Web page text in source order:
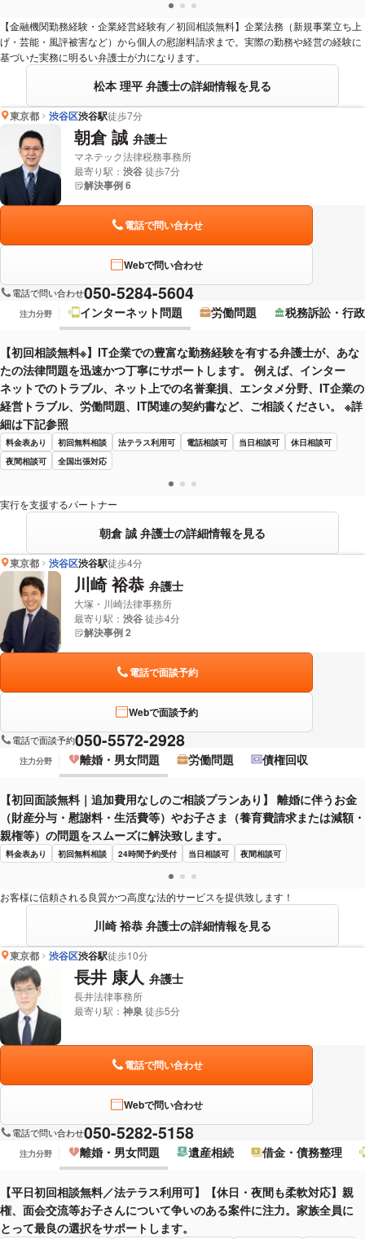
【金融機関勤務経験・企業経営経験有／初回相談無料】企業法務（新規事業立ち上
げ・芸能・風評被害など）から個人の慰謝料請求まで。実際の勤務や経営の経験に
基づいた実務に明るい弁護士が力になります。
松本 理平 弁護士の詳細情報を見る
東京都 渋谷区渋谷駅徒歩7分
朝倉 誠 弁護士
マネテック法律税務事務所
最寄り駅： 渋谷徒歩7分
解決事例 6
電話で問い合わせ
Webで問い合わせ
電話で問い合わせ050-5284-5604
注力分野 インターネット問題 労働問題 税務訴訟・行
【初回相談無料※】IT企業での豊富な勤務経験を有する弁護士が、あな
たの法律問題を迅速かつ丁寧にサポートします。 例えば、インター
ネットでのトラブル、ネット上での名誉棄損、エンタメ分野、IT企業の
経営トラブル、労働問題、IT関連の契約書など、ご相談ください。 ※詳
細は下記参照
料金表あり 初回無料相談 法テラス利用可 電話相談可 当日相談可
休日相談可
夜間相談可
全国出張対応
実行を支援するパートナー
朝倉 誠 弁護士の詳細情報を見る
東京都 渋谷区渋谷駅徒歩4分
川崎 裕恭 弁護士
大塚・川崎法律事務所
最寄り駅： 渋谷徒歩4分
解決事例 2
電話で面談予約
Webで面談予約
電話で面談予約050-5572-2928
注力分野 離婚・男女問題 労働問題 債権回収
【初回面談無料｜追加費用なしのご相談プランあり】 離婚に伴うお金
（財産分与・慰謝料・生活費等）やお子さま（養育費請求または減額・
親権等）の問題をスムーズに解決致します。
料金表あり 初回無料相談 24時間予約受付 当日相談可 夜間相談可
お客様に信頼される良質かつ高度な法的サービスを提供致します！
川崎 裕恭 弁護士の詳細情報を見る
東京都 渋谷区渋谷駅徒歩10分
長井 康人 弁護士
長井法律事務所
最寄り駅： 神泉徒歩5分
電話で問い合わせ
Webで問い合わせ
電話で問い合わせ050-5282-5158
注力分野 離婚・男女問題 遺産相続 借金・債務整理
【平日初回相談無料／法テラス利用可】【休日・夜間も柔軟対応】親
権、面会交流等お子さんについて争いのある案件に注力。家族全員に
とって最良の選択をサポートします。